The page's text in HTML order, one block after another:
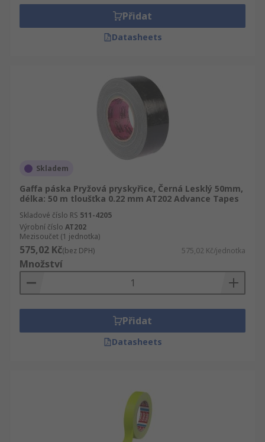
Přidat
Datasheets
Skladem
Gaffa páska Pryžová pryskyřice, Černá Lesklý 50mm,
délka: 50 m tloušťka 0.22 mm AT202 Advance Tapes
Skladové číslo RS 511-4205
Výrobní číslo AT202
Mezisoučet (1 jednotka)
575,02 Kč(bez DPH) 575,02 Kč/jednotka
Množství
Přidat
Datasheets